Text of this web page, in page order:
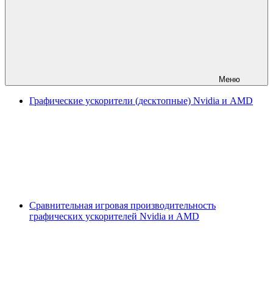
Меню
Графические ускорители (десктопные) Nvidia и AMD
Сравнительная игровая производительность
графических ускорителей Nvidia и AMD